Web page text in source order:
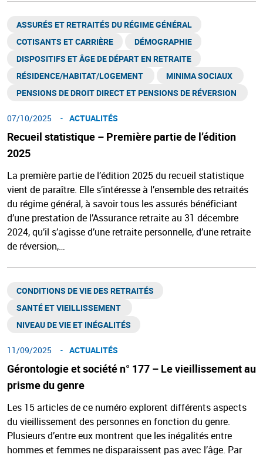
Recueil statistique – Première partie de l’édition
2025
ASSURÉS ET RETRAITÉS DU RÉGIME GÉNÉRAL​
COTISANTS ET CARRIÈRE
DÉMOGRAPHIE
DISPOSITIFS ET ÂGE DE DÉPART EN RETRAITE​
RÉSIDENCE/HABITAT/LOGEMENT ​
MINIMA SOCIAUX ​
PENSIONS DE DROIT DIRECT ET PENSIONS DE RÉVERSION ​
07/10/2025 ACTUALITÉS
La première partie de l’édition 2025 du recueil statistique
vient de paraître. Elle s’intéresse à l’ensemble des retraités
du régime général, à savoir tous les assurés bénéficiant
d’une prestation de l’Assurance retraite au 31 décembre
2024, qu’il s’agisse d’une retraite personnelle, d’une retraite
de réversion,…
Gérontologie et société n° 177 – Le vieillissement au
prisme du genre
CONDITIONS DE VIE DES RETRAITÉS
SANTÉ ET VIEILLISSEMENT ​
NIVEAU DE VIE ET INÉGALITÉS​
11/09/2025 ACTUALITÉS
Les 15 articles de ce numéro explorent différents aspects
du vieillissement des personnes en fonction du genre.
Plusieurs d’entre eux montrent que les inégalités entre
hommes et femmes ne disparaissent pas avec l’âge. Par